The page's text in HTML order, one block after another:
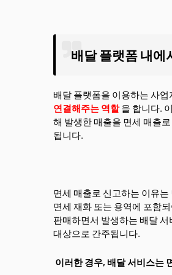
배달 플랫폼 내에
배달 플랫폼을 이용하는 사
연결해주는 역할 을 합니다.
해 발생한 매출을 면세 매출
됩니다.
면세 매출로 신고하는 이유
면세 재화 또는 용역에 포함
판매하면서 발생하는 배달
대상으로 간주됩니다.
이러한 경우, 배달 서비스는